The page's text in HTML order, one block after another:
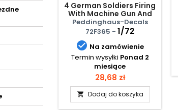
4 German Soldiers Firing
With Machine Gun And
Panzerfaust
Peddinghaus-Decals
72F365 - 1/72
 Na zamówienie
Termin wysyłki Ponad 2
miesiące
Cena
28,68 zł
 Dodaj do koszyka